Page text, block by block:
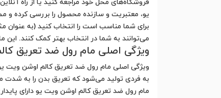
فروشگاه‌های محل خود مراجعه کنید یا از راه
یو، معتبریت و سازنده محصول را بررسی کرده
برای شما مناسب است را انتخاب کنید (به
می‌توانند به شما در انتخاب بهتر کمک کنند. این
ویژگی اصلی مام رول ضد تعریق
ویژگی اصلی مام رول ضد تعریق کالم اوشن ویت
به فردی تولید می‌شود که تعریق بدن را به شدت
مام رول ضد تعریق کالم اوشن ویت یو دارای